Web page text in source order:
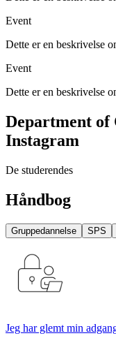
Event
Dette er en beskrivelse
Event
Dette er en beskrivelse
Department of
Instagram
De studerendes
Håndbog
Gruppedannelse SPS
Jeg har glemt min